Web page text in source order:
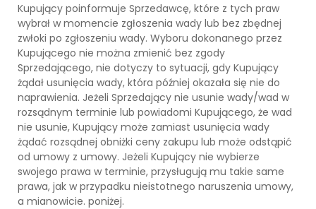
Kupujący poinformuje Sprzedawcę, które z tych praw
wybrał w momencie zgłoszenia wady lub bez zbędnej
zwłoki po zgłoszeniu wady. Wyboru dokonanego przez
Kupującego nie można zmienić bez zgody
Sprzedającego, nie dotyczy to sytuacji, gdy Kupujący
żądał usunięcia wady, która później okazała się nie do
naprawienia. Jeżeli Sprzedający nie usunie wady/wad w
rozsądnym terminie lub powiadomi Kupującego, że wad
nie usunie, Kupujący może zamiast usunięcia wady
żądać rozsądnej obniżki ceny zakupu lub może odstąpić
od umowy z umowy. Jeżeli Kupujący nie wybierze
swojego prawa w terminie, przysługują mu takie same
prawa, jak w przypadku nieistotnego naruszenia umowy,
a mianowicie. poniżej.